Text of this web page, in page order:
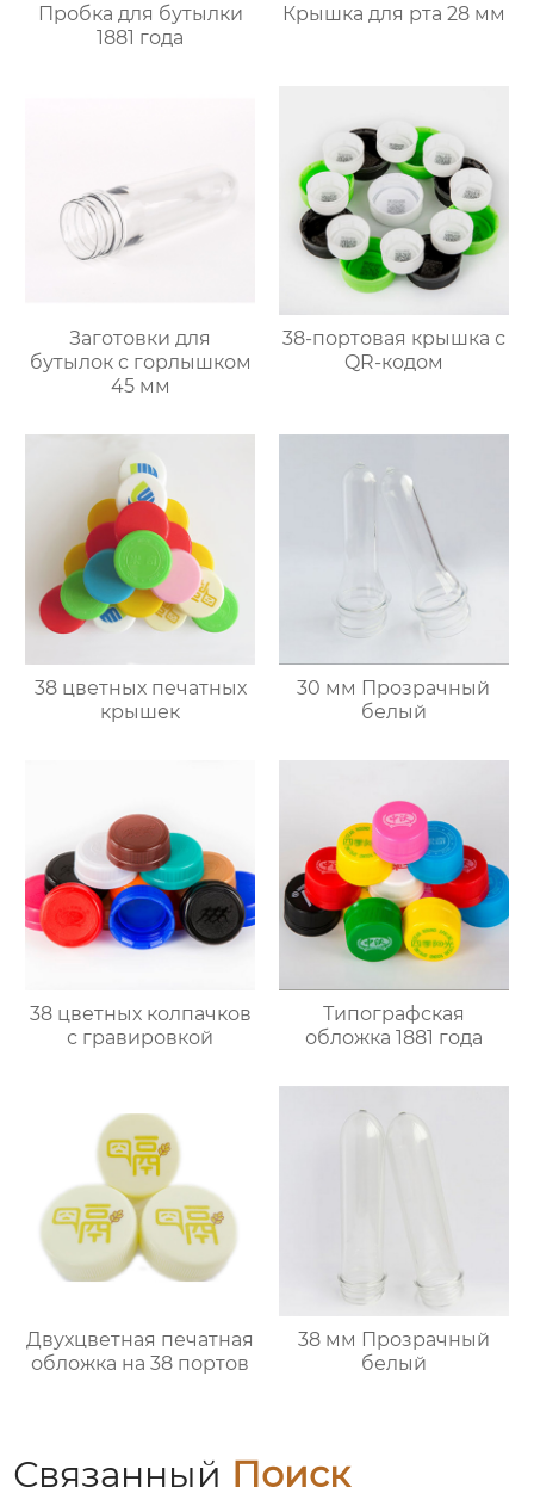
Пробка для бутылки
1881 года
Крышка для рта 28 мм
Заготовки для
бутылок с горлышком
45 мм
38-портовая крышка с
QR-кодом
38 цветных печатных
крышек
30 мм Прозрачный
белый
38 цветных колпачков
с гравировкой
Типографская
обложка 1881 года
Двухцветная печатная
обложка на 38 портов
38 мм Прозрачный
белый
Связанный Поиск